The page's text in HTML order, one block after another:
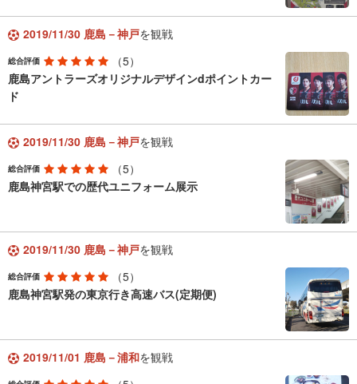
2019/11/30 鹿島－神戸を観戦
総合評価
（5）
鹿島アントラーズオリジナルデザインdポイントカー
ド
2019/11/30 鹿島－神戸を観戦
総合評価
（5）
鹿島神宮駅での歴代ユニフォーム展示
2019/11/30 鹿島－神戸を観戦
総合評価
（5）
鹿島神宮駅発の東京行き高速バス(定期便)
2019/11/01 鹿島－浦和を観戦